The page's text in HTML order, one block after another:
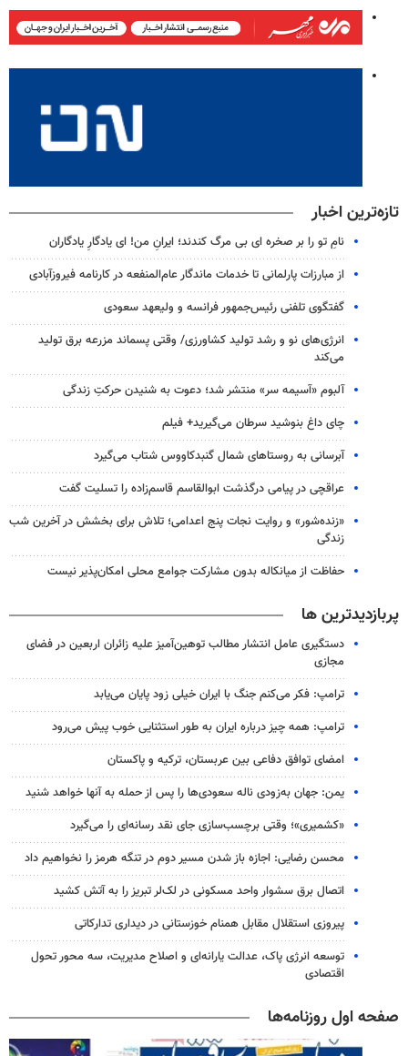
تازه‌ترین اخبار
نامِ تو را بر صخره ای بی مرگ کندند؛ ایرانِ من! ای یادگارِ یادگاران
از مبارزات پارلمانی تا خدمات ماندگار عام‌المنفعه در کارنامه فیروزآبادی
گفتگوی تلفنی رئیس‌جمهور فرانسه و ولیعهد سعودی
انرژی‌های نو و رشد تولید کشاورزی/ وقتی پسماند مزرعه‌ برق تولید
می‌کند
آلبوم «آسیمه سر» منتشر شد؛ دعوت به شنیدن حرکتِ زندگی
چای داغ بنوشید سرطان می‌گیرید+ فیلم
آبرسانی به روستاهای شمال گنبدکاووس شتاب می‌گیرد
عراقچی در پیامی درگذشت ابوالقاسم قاسم‌زاده را تسلیت گفت
«زنده‌شور» و روایت نجات پنج اعدامی؛ تلاش برای بخشش در آخرین شب
زندگی
حفاظت از میانکاله بدون مشارکت جوامع محلی امکان‌پذیر نیست
پربازدیدترین ها
دستگیری عامل انتشار مطالب توهین‌آمیز علیه زائران اربعین در فضای
مجازی
ترامپ: فکر می‌کنم جنگ با ایران خیلی زود پایان می‌یابد
ترامپ: همه چیز درباره ایران به طور استثنایی خوب پیش می‌رود
امضای توافق دفاعی بین عربستان، ترکیه و پاکستان
یمن: جهان به‌زودی ناله سعودی‌ها را پس از حمله به آنها خواهد شنید
«کشمیری»؛ وقتی برچسب‌سازی جای نقد رسانه‌ای را می‌گیرد
محسن رضایی: اجازه باز شدن مسیر دوم در تنگه هرمز را نخواهیم داد
اتصال برق سشوار واحد مسکونی در لک‌لر تبریز را به آتش کشید
پیروزی استقلال مقابل همنام خوزستانی در دیداری تدارکاتی
توسعه انرژی پاک، عدالت یارانه‌ای و اصلاح مدیریت، سه محور تحول
اقتصادی
صفحه اول روزنامه‌ها